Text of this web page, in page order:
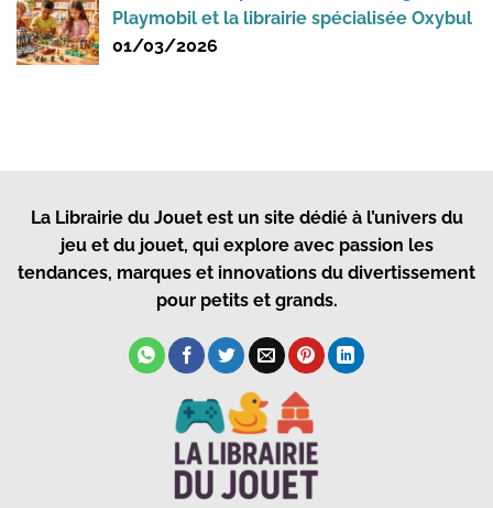
Playmobil et la librairie spécialisée Oxybul
01/03/2026
La Librairie du Jouetest un site dédié à l’univers du
jeu et du jouet, qui explore avec passion les
tendances, marques et innovations du divertissement
pour petits et grands.